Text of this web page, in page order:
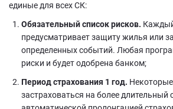
единые для всех СК:
Обязательный список рисков.
предусматривает защиту жилья или
определенных событий. Любая
риски и будет одобрена банком;
Период страхования 1 год.
застраховаться на более длительный